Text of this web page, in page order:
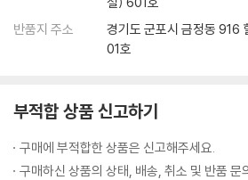
속삭임 6 | 87
속삭임 9 | 90
발문┃마지막 속삭임┃고형진 | 91
연보┃ 97
반품지 주소
경기도 군포시 금정동 916
01호
부적합 상품 신고하기
구매에 부적합한 상품은 신고해주세요.
구매하신 상품의 상태, 배송, 취소 및 반품 문